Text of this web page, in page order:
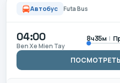
Автобус Futa Bus
04:00
Ben Xe Mien Tay
8ч35м |